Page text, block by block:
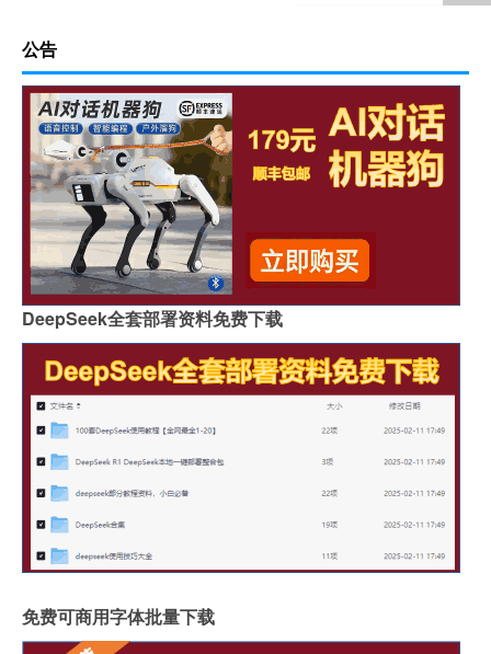
公告
DeepSeek全套部署资料免费下载
免费可商用字体批量下载